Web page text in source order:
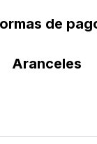
de
Aranceles